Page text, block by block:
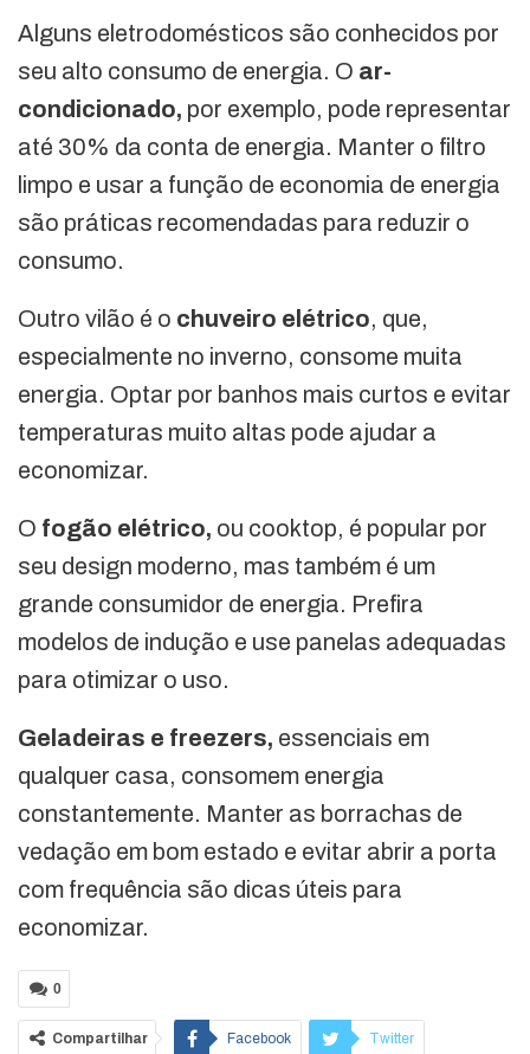
Alguns eletrodomésticos são conhecidos por
seu alto consumo de energia. O ar-
condicionado, por exemplo, pode representar
até 30% da conta de energia. Manter o filtro
limpo e usar a função de economia de energia
são práticas recomendadas para reduzir o
consumo.
Outro vilão é o chuveiro elétrico, que,
especialmente no inverno, consome muita
energia. Optar por banhos mais curtos e evitar
temperaturas muito altas pode ajudar a
economizar.
O fogão elétrico, ou cooktop, é popular por
seu design moderno, mas também é um
grande consumidor de energia. Prefira
modelos de indução e use panelas adequadas
para otimizar o uso.
Geladeiras e freezers, essenciais em
qualquer casa, consomem energia
constantemente. Manter as borrachas de
vedação em bom estado e evitar abrir a porta
com frequência são dicas úteis para
economizar.
0
Compartilhar Facebook Twitter